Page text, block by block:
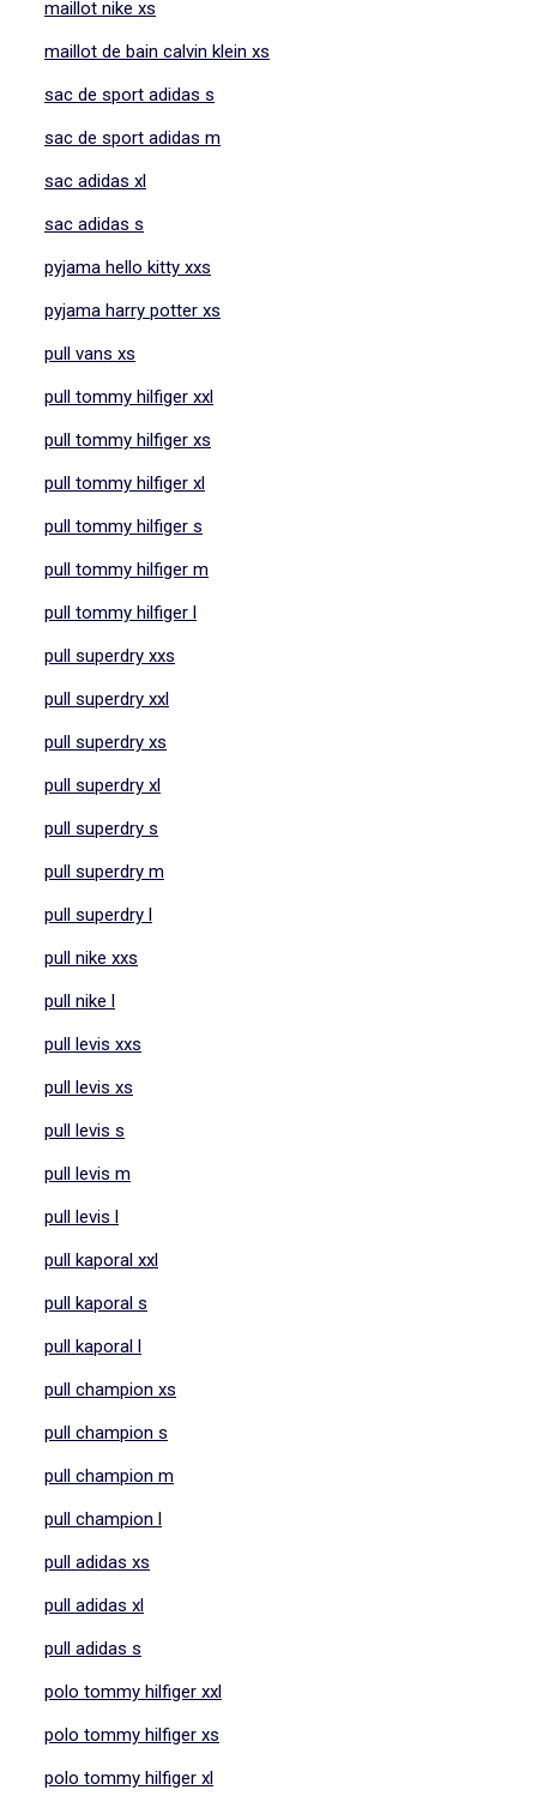
maillot nike xs
maillot de bain calvin klein xs
sac de sport adidas s
sac de sport adidas m
sac adidas xl
sac adidas s
pyjama hello kitty xxs
pyjama harry potter xs
pull vans xs
pull tommy hilfiger xxl
pull tommy hilfiger xs
pull tommy hilfiger xl
pull tommy hilfiger s
pull tommy hilfiger m
pull tommy hilfiger l
pull superdry xxs
pull superdry xxl
pull superdry xs
pull superdry xl
pull superdry s
pull superdry m
pull superdry l
pull nike xxs
pull nike l
pull levis xxs
pull levis xs
pull levis s
pull levis m
pull levis l
pull kaporal xxl
pull kaporal s
pull kaporal l
pull champion xs
pull champion s
pull champion m
pull champion l
pull adidas xs
pull adidas xl
pull adidas s
polo tommy hilfiger xxl
polo tommy hilfiger xs
polo tommy hilfiger xl